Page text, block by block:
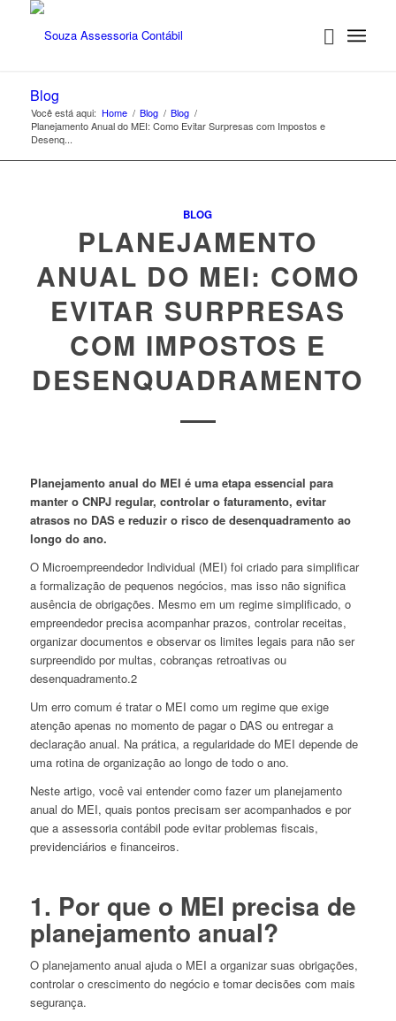
Blog
Você está aqui: Home / Blog / Blog /
Planejamento Anual do MEI: Como Evitar Surpresas com Impostos e
Desenq...
BLOG
PLANEJAMENTO
ANUAL DO MEI: COMO
EVITAR SURPRESAS
COM IMPOSTOS E
DESENQUADRAMENTO
Planejamento anual do MEI é uma etapa essencial para
manter o CNPJ regular, controlar o faturamento, evitar
atrasos no DAS e reduzir o risco de desenquadramento ao
longo do ano.
O Microempreendedor Individual (MEI) foi criado para simplificar
a formalização de pequenos negócios, mas isso não significa
ausência de obrigações. Mesmo em um regime simplificado, o
empreendedor precisa acompanhar prazos, controlar receitas,
organizar documentos e observar os limites legais para não ser
surpreendido por multas, cobranças retroativas ou
desenquadramento.2
Um erro comum é tratar o MEI como um regime que exige
atenção apenas no momento de pagar o DAS ou entregar a
declaração anual. Na prática, a regularidade do MEI depende de
uma rotina de organização ao longo de todo o ano.
Neste artigo, você vai entender como fazer um planejamento
anual do MEI, quais pontos precisam ser acompanhados e por
que a assessoria contábil pode evitar problemas fiscais,
previdenciários e financeiros.
1. Por que o MEI precisa de
planejamento anual?
O planejamento anual ajuda o MEI a organizar suas obrigações,
controlar o crescimento do negócio e tomar decisões com mais
segurança.